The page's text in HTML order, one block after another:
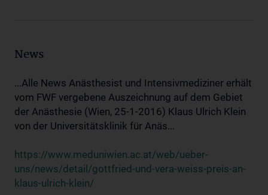
News
...Alle News Anästhesist und Intensivmediziner erhält
vom FWF vergebene Auszeichnung auf dem Gebiet
der Anästhesie (Wien, 25-1-2016) Klaus Ulrich Klein
von der Universitätsklinik für Anäs...
https://www.meduniwien.ac.at/web/ueber-
uns/news/detail/gottfried-und-vera-weiss-preis-an-
klaus-ulrich-klein/